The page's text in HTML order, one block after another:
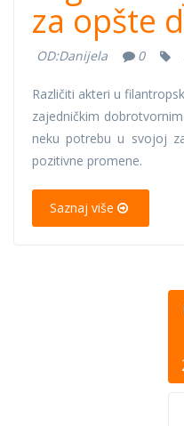
za opšte
OD:Danijela 0
Različiti akteri u
zajedničkim
neku potrebu u svojoj
pozitivne promene.
Saznaj više